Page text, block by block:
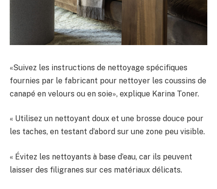
«Suivez les instructions de nettoyage spécifiques
fournies par le fabricant pour nettoyer les coussins de
canapé en velours ou en soie», explique Karina Toner.
« Utilisez un nettoyant doux et une brosse douce pour
les taches, en testant d’abord sur une zone peu visible.
« Évitez les nettoyants à base d’eau, car ils peuvent
laisser des filigranes sur ces matériaux délicats.